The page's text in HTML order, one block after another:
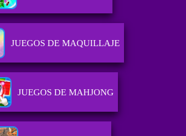
JUEGOS DE MAQUILLAJE
JUEGOS DE MAHJONG